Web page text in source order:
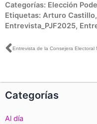
Categorías: Elección
Etiquetas: Arturo Castillo,
Entrevista_PJF2025,
Ant
Categorías
Al día